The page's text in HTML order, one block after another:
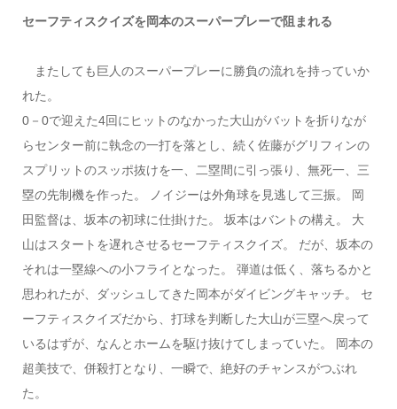
セーフティスクイズを岡本のスーパープレーで阻まれる
またしても巨人のスーパープレーに勝負の流れを持っていか
れた。
0－0で迎えた4回にヒットのなかった大山がバットを折りなが
らセンター前に執念の一打を落とし、続く佐藤がグリフィンの
スプリットのスッポ抜けを一、二塁間に引っ張り、無死一、三
塁の先制機を作った。 ノイジーは外角球を見逃して三振。 岡
田監督は、坂本の初球に仕掛けた。 坂本はバントの構え。 大
山はスタートを遅れさせるセーフティスクイズ。 だが、坂本の
それは一塁線への小フライとなった。 弾道は低く、落ちるかと
思われたが、ダッシュしてきた岡本がダイビングキャッチ。 セ
ーフティスクイズだから、打球を判断した大山が三塁へ戻って
いるはずが、なんとホームを駆け抜けてしまっていた。 岡本の
超美技で、併殺打となり、一瞬で、絶好のチャンスがつぶれ
た。